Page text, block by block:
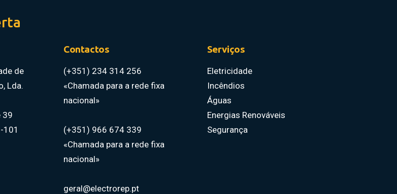
de
Lda.
39
101
Contactos
(+351) 234 314 256
«Chamada para a rede fixa
nacional»
(+351) 966 674 339
«Chamada para a rede fixa
nacional»
geral@electrorep.pt
Serviços
Eletricidade
Incêndios
Águas
Energias Renováveis
Segurança